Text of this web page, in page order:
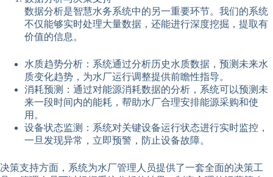
数据分析是智慧水务系统中的另一重要环节。我们的系统
不仅能够实时处理大量数据，还能进行深度挖掘，提取有
价值的信息。
水质趋势分析：系统通过分析历史水质数据，预测未来水
质变化趋势，为水厂运行调整提供前瞻性指导。
消耗预测：通过对能源消耗数据的分析，系统可以预测未
来一段时间内的能耗，帮助水厂合理安排能源采购和使
用。
设备状态监测：系统对关键设备运行状态进行实时监控，
一旦发现异常，立即预警，防止设备故障。
决策支持方面，系统为水厂管理人员提供了一套全面的决策工